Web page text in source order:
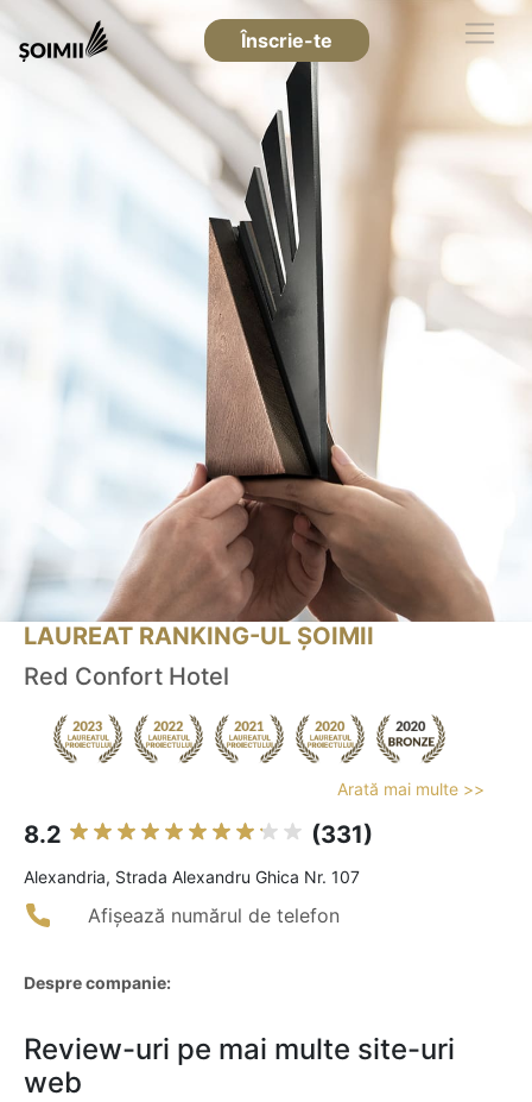
Înscrie-te
LAUREAT RANKING-UL ȘOIMII
Red Confort Hotel
Arată mai multe >>
8.2 (331)
Alexandria, Strada Alexandru Ghica Nr. 107
Afișează numărul de telefon
Despre companie:
Review-uri pe mai multe site-uri
web